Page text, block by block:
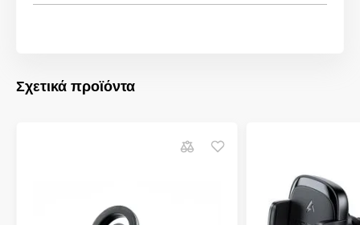
Nastavení ideálního pozorovacího úhlu během
Ovládání jednou rukou
Σχετικά προϊόντα